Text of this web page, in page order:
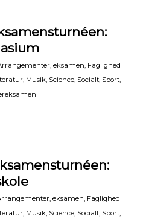
, eksamen, Faglighed
, Musik, Science, Socialt, Sport,
, eksamen, Faglighed
, Musik, Science, Socialt, Sport,